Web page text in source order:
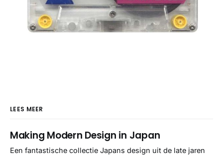
LEES MEER
Making Modern Design in Japan
Een fantastische collectie Japans design uit de late jaren